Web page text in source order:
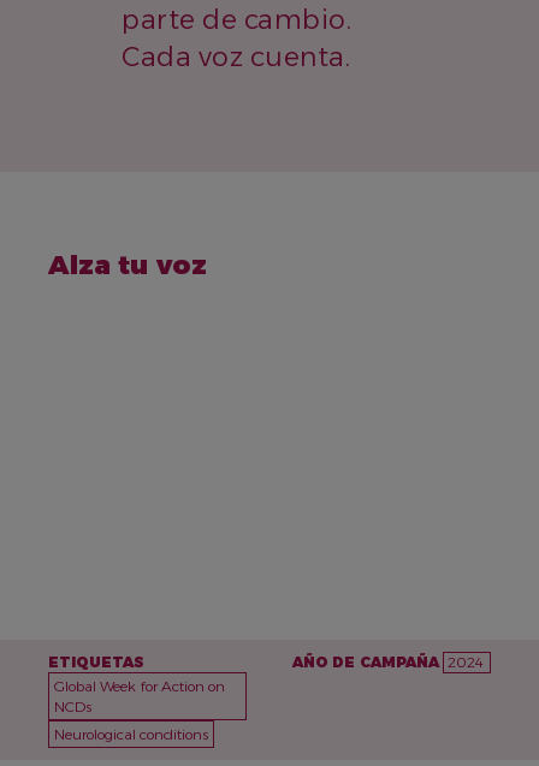
parte de cambio.
Cada voz cuenta.
NAME
Alza tu voz
ETIQUETAS
Global Week for Action on
NCDs
Neurological conditions
AÑO DE CAMPAÑA 2024